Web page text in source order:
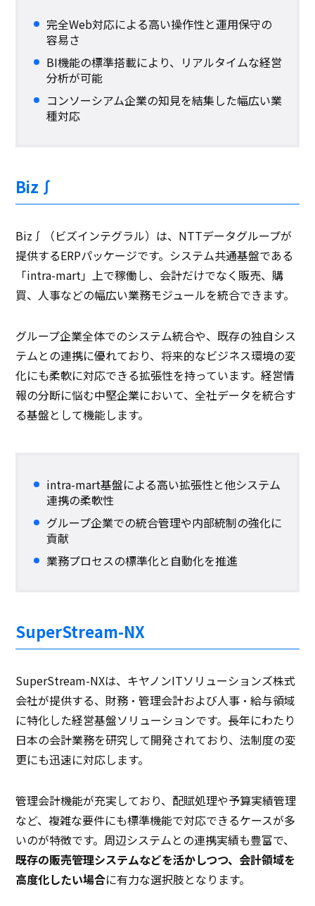
完全Web対応による高い操作性と運用保守の
容易さ
BI機能の標準搭載により、リアルタイムな経営
分析が可能
コンソーシアム企業の知見を結集した幅広い業
種対応
Biz∫
Biz∫（ビズインテグラル）は、NTTデータグループが
提供するERPパッケージです。システム共通基盤である
「intra-mart」上で稼働し、会計だけでなく販売、購
買、人事などの幅広い業務モジュールを統合できます。
グループ企業全体でのシステム統合や、既存の独自シス
テムとの連携に優れており、将来的なビジネス環境の変
化にも柔軟に対応できる拡張性を持っています。経営情
報の分断に悩む中堅企業において、全社データを統合す
る基盤として機能します。
intra-mart基盤による高い拡張性と他システム
連携の柔軟性
グループ企業での統合管理や内部統制の強化に
貢献
業務プロセスの標準化と自動化を推進
SuperStream-NX
SuperStream-NXは、キヤノンITソリューションズ株式
会社が提供する、財務・管理会計および人事・給与領域
に特化した経営基盤ソリューションです。長年にわたり
日本の会計業務を研究して開発されており、法制度の変
更にも迅速に対応します。
管理会計機能が充実しており、配賦処理や予算実績管理
など、複雑な要件にも標準機能で対応できるケースが多
いのが特徴です。周辺システムとの連携実績も豊富で、
既存の販売管理システムなどを活かしつつ、会計領域を
高度化したい場合に有力な選択肢となります。